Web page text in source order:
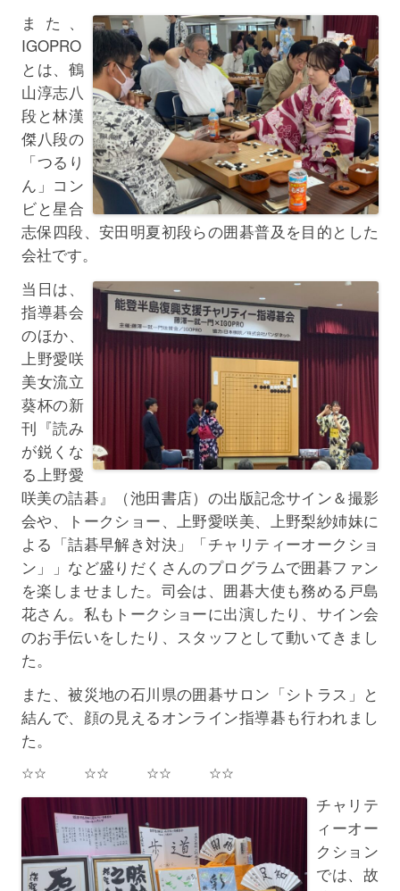
また、
IGOPRO
とは、鶴
山淳志八
段と林漢
傑八段の
「つるり
ん」コン
ビと星合
志保四段、安田明夏初段らの囲碁普及を目的とした
会社です。
当日は、
指導碁会
のほか、
上野愛咲
美女流立
葵杯の新
刊『読み
が鋭くな
る上野愛
咲美の詰碁』（池田書店）の出版記念サイン＆撮影
会や、トークショー、上野愛咲美、上野梨紗姉妹に
よる「詰碁早解き対決」「チャリティーオークショ
ン」」など盛りだくさんのプログラムで囲碁ファン
を楽しませました。司会は、囲碁大使も務める戸島
花さん。私もトークショーに出演したり、サイン会
のお手伝いをしたり、スタッフとして動いてきまし
た。
また、被災地の石川県の囲碁サロン「シトラス」と
結んで、顔の見えるオンライン指導碁も行われまし
た。
☆☆ ☆☆ ☆☆ ☆☆
チャリテ
ィーオー
クション
では、故